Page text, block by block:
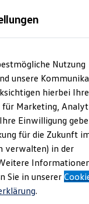
Nutzung
unsere
hierbei Ihre
Marketing,
Einwilligung
für die Zukunft
verwalten) in der
Sie in unserer
.